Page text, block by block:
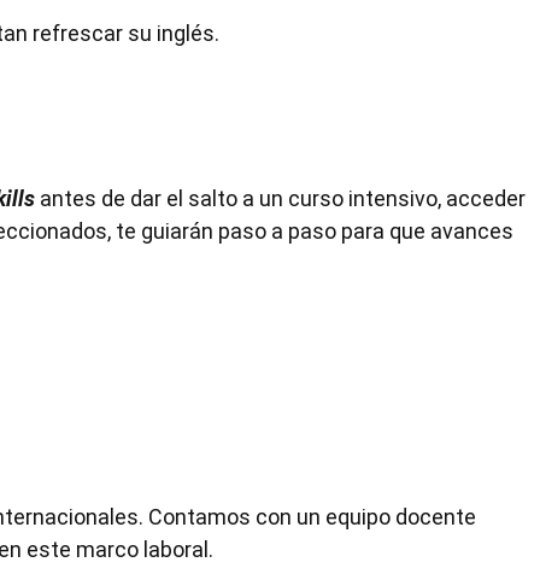
refrescar su inglés.
antes de dar el salto a un curso intensivo, acceder
te guiarán paso a paso para que avances
Contamos con un equipo docente
este marco laboral.